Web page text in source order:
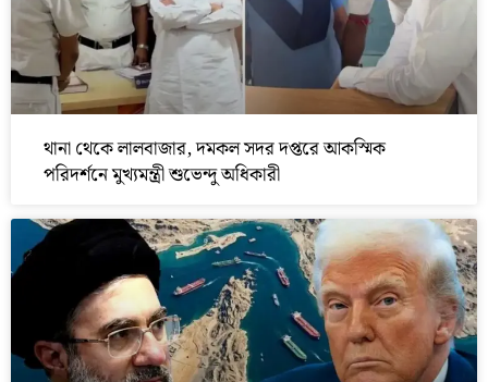
থানা থেকে লালবাজার, দমকল সদর দপ্তরে আকস্মিক
পরিদর্শনে মুখ্যমন্ত্রী শুভেন্দু অধিকারী